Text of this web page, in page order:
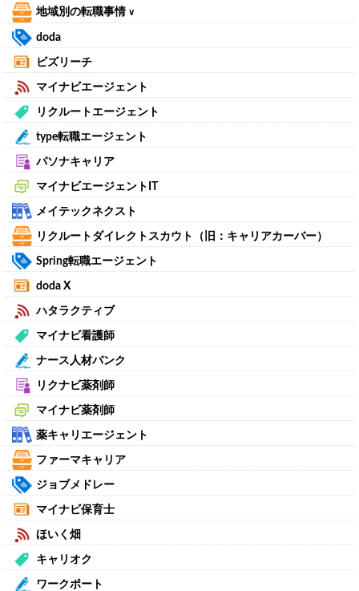
地域別の転職事情 ∨
doda
ビズリーチ
マイナビエージェント
リクルートエージェント
type転職エージェント
パソナキャリア
マイナビエージェントIT
メイテックネクスト
リクルートダイレクトスカウト（旧：キャリアカーバー）
Spring転職エージェント
doda X
ハタラクティブ
マイナビ看護師
ナース人材バンク
リクナビ薬剤師
マイナビ薬剤師
薬キャリエージェント
ファーマキャリア
ジョブメドレー
マイナビ保育士
ほいく畑
キャリオク
ワークポート